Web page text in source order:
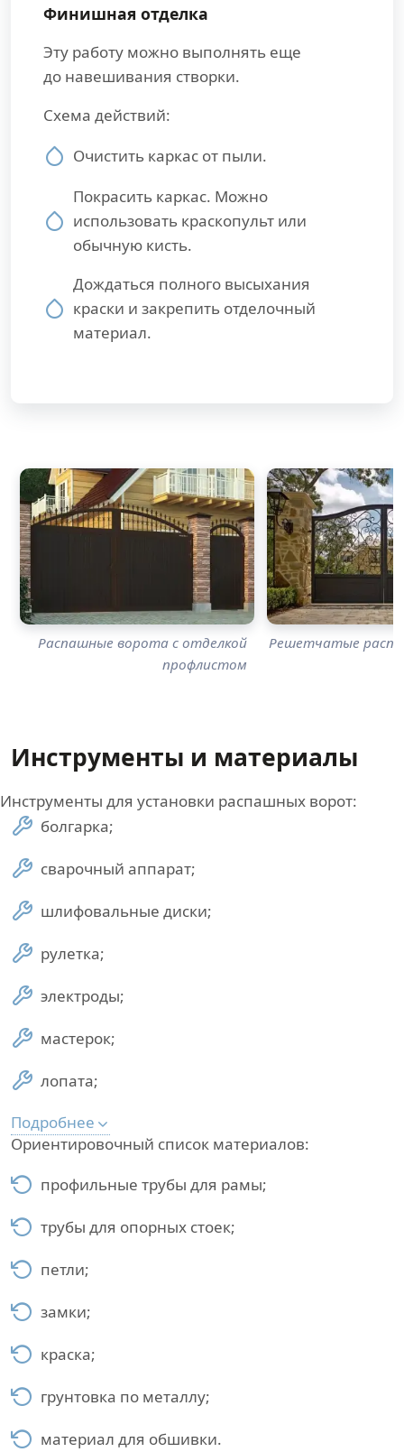
Финишная отделка
Эту работу можно выполнять еще
до навешивания створки.
Схема действий:
Очистить каркас от пыли.
Покрасить каркас. Можно
использовать краскопульт или
обычную кисть.
Дождаться полного высыхания
краски и закрепить отделочный
материал.
Распашные ворота с отделкой
профлистом
Решетчатые
Инструменты и материалы
Инструменты для установки распашных ворот:
болгарка;
сварочный аппарат;
шлифовальные диски;
рулетка;
электроды;
мастерок;
лопата;
Подробнее
Ориентировочный список материалов:
профильные трубы для рамы;
трубы для опорных стоек;
петли;
замки;
краска;
грунтовка по металлу;
материал для обшивки.